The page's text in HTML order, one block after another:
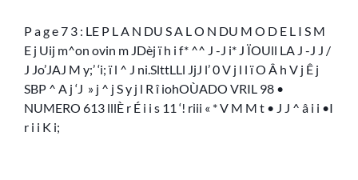
P a g e 7 3 : LE P L A N DU S A L O N DU M O D E L I S M
E j Uij m^on ovin m JDèj ï h i f* ^^ J -J i* J ÏOUll LA J -J J /
J Jo’JAJ M y;’ ‘i; ï l ^ J ni.SlttLLl JjJ l’ 0 V j l l ï O Â h V j Ê j
SBP ^ A j ‘J » j ^ j S y j l R î iohOÙADO VRIL 98 •
NUMERO 613 lllÈ r É i i s 11 ‘! riii « * V M M t • J J ^ â i i •I
r i i K i;